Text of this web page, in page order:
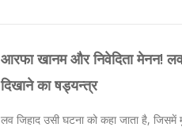
आरफा खानम और निवेदिता मेनन!
दिखाने का षड्यन्त्र
लव जिहाद उसी घटना को कहा जाता है,